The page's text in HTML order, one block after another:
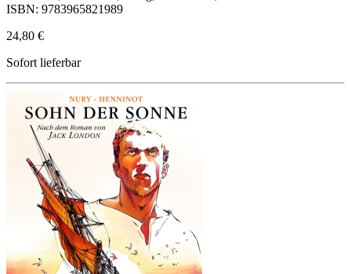
ISBN: 9783965821989
24,80 €
Sofort lieferbar